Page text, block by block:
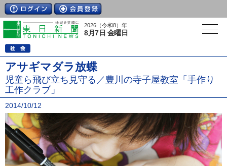
2026（令和8）年
8月7日 金曜日
アサギマダラ放蝶
児童ら飛び立ち見守る／豊川の寺子屋教室「手作り
工作クラブ」
2014/10/12